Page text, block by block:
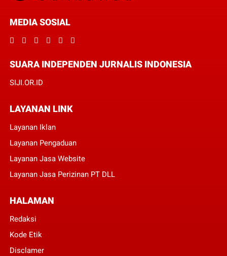
MEDIA SOSIAL
SUARA INDEPENDEN JURNALIS INDONESIA
SIJI.OR.ID
LAYANAN LINK
Layanan Iklan
Layanan Pengaduan
Layanan Jasa Website
Layanan Jasa Perizinan PT DLL
HALAMAN
Redaksi
Kode Etik
Disclamer